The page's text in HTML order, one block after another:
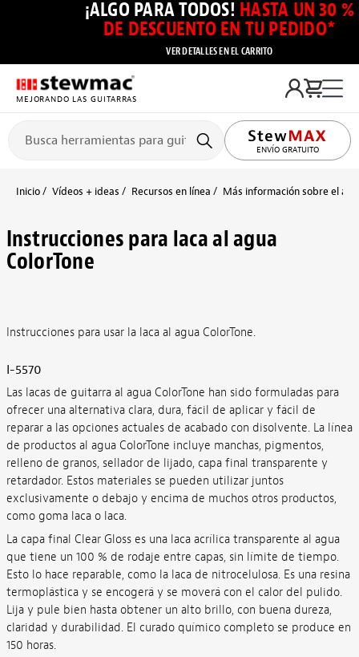
¡ALGO PARA TODOS! HASTA UN 30 %
DE DESCUENTO EN TU PEDIDO*
VER DETALLES EN EL CARRITO
MEJORANDO LAS GUITARRAS
ENVÍO GRATUITO
Inicio Vídeos + ideas Recursos en línea Más información sobre el
Instrucciones para laca al agua
ColorTone
Instrucciones para usar la laca al agua ColorTone.
I-5570
Las lacas de guitarra al agua ColorTone han sido formuladas para
ofrecer una alternativa clara, dura, fácil de aplicar y fácil de
reparar a las opciones actuales de acabado con disolvente. La línea
de productos al agua ColorTone incluye manchas, pigmentos,
relleno de granos, sellador de lijado, capa final transparente y
retardador. Estos materiales se pueden utilizar juntos
exclusivamente o debajo y encima de muchos otros productos,
como goma laca o laca.
La capa final Clear Gloss es una laca acrílica transparente al agua
que tiene un 100 % de rodaje entre capas, sin límite de tiempo.
Esto lo hace reparable, como la laca de nitrocelulosa. Es una resina
termoplástica y se encogerá y se moverá con el calor del pulido.
Lija y pule bien hasta obtener un alto brillo, con buena dureza,
claridad y durabilidad. El curado químico completo se produce en
150 horas.